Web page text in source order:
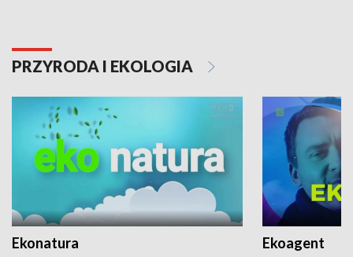
PRZYRODA I EKOLOGIA
Ekonatura Ekoagent